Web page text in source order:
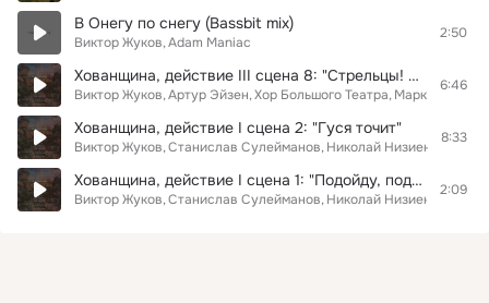
В Онегу по снегу (Bassbit mix)
Виктор Жуков Adam Maniac
2:50
Хованщина, действие III сцена 8: "Стрельцы! Спросим батю"
Виктор Жуков Артур Эйзен Хор Большого Театра Марк Эрмлер
6:46
Хованщина, действие I сцена 2: "Гуся точит"
Виктор Жуков Станислав Сулейманов Николай Низиенко
8:33
Хованщина, действие I сцена 1: "Подойду, подойду под Ивангород"
Виктор Жуков Станислав Сулейманов Николай Низиенко Марк
2:09